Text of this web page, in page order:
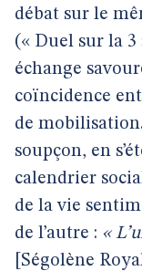
débat sur le
(« Duel sur la 3
échange
coïncidence
de
soupçon, en
calendrier
de la vie
de l’autre : «
[Ségolène